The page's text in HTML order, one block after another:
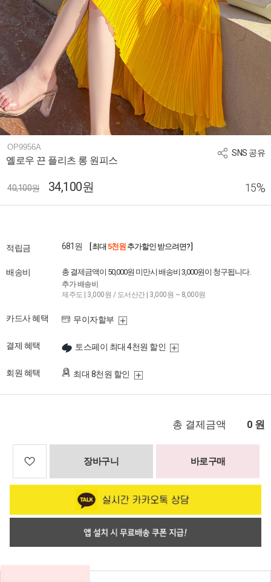
SNS 공유
OP9956A
옐로우 끈 플리츠 롱 원피스
40,100원 34,100원 15%
적립금 681원 [ 최대 5천원 추가할인 받으려면? ]
배송비 총 결제금액이 50,000원 미만시 배송비 3,000원이 청구됩니다.
추가 배송비
제주도 | 3,000원 / 도서산간 | 3,000원 ~ 8,000원
카드사 혜택 무이자할부
결제 혜택 토스페이 최대 4천원 할인
회원 혜택 최대 8천원 할인
총 결제금액 0 원
장바구니 바로구매